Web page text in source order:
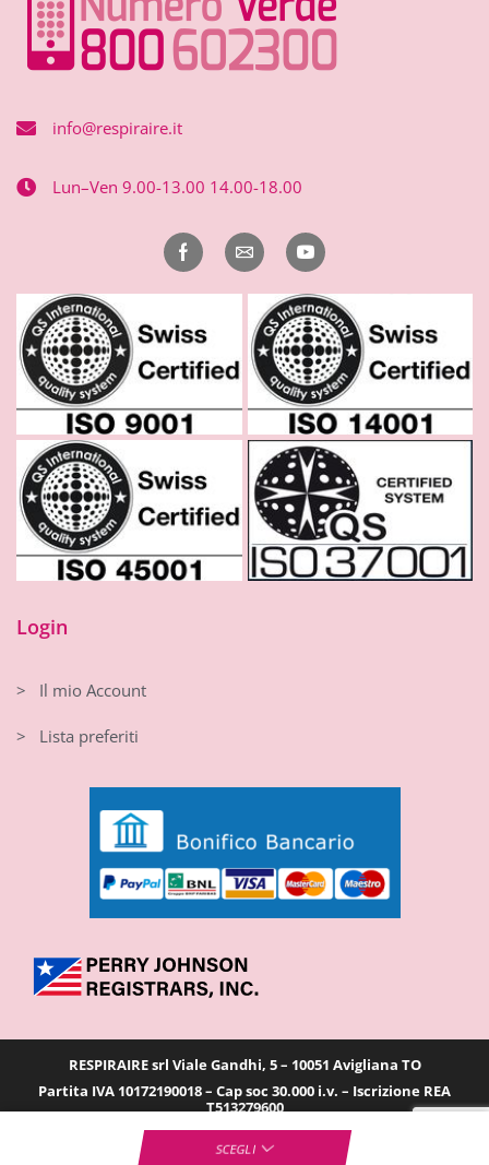
info@respiraire.it
Lun–Ven 9.00-13.00 14.00-18.00
Login
> Il mio Account
> Lista preferiti
RESPIRAIRE srl Viale Gandhi, 5 – 10051 Avigliana TO
Partita IVA 10172190018 – Cap soc 30.000 i.v. – Iscrizione REA
T513279600
INVENIA
SCEGLI